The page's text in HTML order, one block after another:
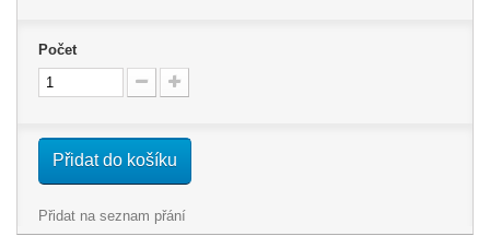
Počet
Přidat do košíku
Přidat na seznam přání